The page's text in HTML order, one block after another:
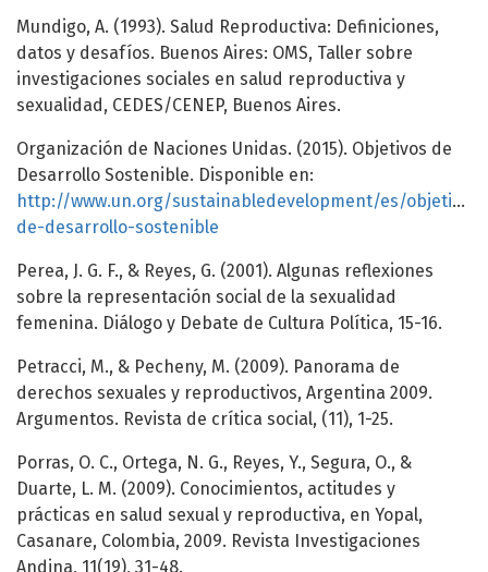
Mundigo, A. (1993). Salud Reproductiva: Definiciones,
datos y desafíos. Buenos Aires: OMS, Taller sobre
investigaciones sociales en salud reproductiva y
sexualidad, CEDES/CENEP, Buenos Aires.
Organización de Naciones Unidas. (2015). Objetivos de
Desarrollo Sostenible. Disponible en:
http://www.un.org/sustainabledevelopment/es/objetivos-
de-desarrollo-sostenible
Perea, J. G. F., & Reyes, G. (2001). Algunas reflexiones
sobre la representación social de la sexualidad
femenina. Diálogo y Debate de Cultura Política, 15-16.
Petracci, M., & Pecheny, M. (2009). Panorama de
derechos sexuales y reproductivos, Argentina 2009.
Argumentos. Revista de crítica social, (11), 1-25.
Porras, O. C., Ortega, N. G., Reyes, Y., Segura, O., &
Duarte, L. M. (2009). Conocimientos, actitudes y
prácticas en salud sexual y reproductiva, en Yopal,
Casanare, Colombia, 2009. Revista Investigaciones
Andina, 11(19), 31-48.